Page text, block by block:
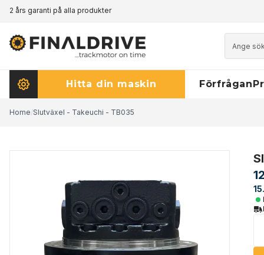
2 års garanti på alla produkterPrismatch - klicka här för att läsa mer
Hitta din maskin Förfrågan
Home/Slutväxel - Takeuchi - TB035